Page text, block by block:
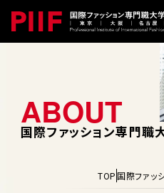
国際ファッション専門職
TOP